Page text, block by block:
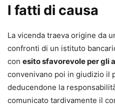
veicolo, diffamazione (online
centrale rischi, attivazione
responsabilità
- Ogni formula è corredata
commento esplicativo,
preclusioni e principali
guidare passo dopo passo
I fatti di causa
La vicenda traeva origine da
confronti di un istituto
con esito sfavorevole per gli
convenivano poi in giudizio il
deducendone la
comunicato tardivamente il